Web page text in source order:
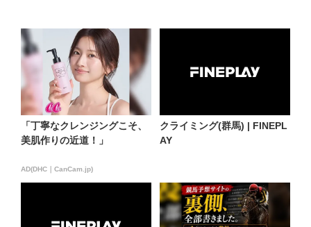
「丁寧なクレンジングこそ、
美肌作りの近道！」
AD(DHC｜CanCam.jp)
クライミング(群馬) | FINEPL
AY